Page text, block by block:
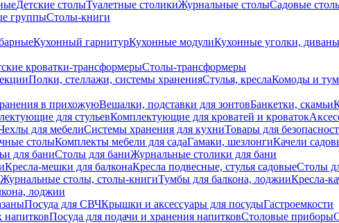
Детские столыТуалетные столикиЖурнальные столыСадовые
группыСтолы-книги
Кухонный гарнитурКухонные модулиКухонные уголки, диваны
кроватки-трансформерыСтолы-трансформеры
Полки, стеллажи, системы храненияСтулья, креслаКомоды и
в прихожуюВешалки, подставки для зонтовБанкетки, скамьи
для стульевКомплектующие для кроватей и кроваток
для мебелиСистемы хранения для кухниТовары для
столыКомплекты мебели для садаГамаки, шезлонгиКачели
для баниСтолы для баниЖурнальные столики для бани
Кресла-мешки для балконаКресла подвесные, стулья садовыеСтолы
Журнальные столы, столы-книгиТумбы для балкона, лоджииКресла-
лоджии
Посуда для СВЧКрышки и аксессуары для посудыГастроемкости
напитковПосуда для подачи и хранения напитковСтоловые приборы